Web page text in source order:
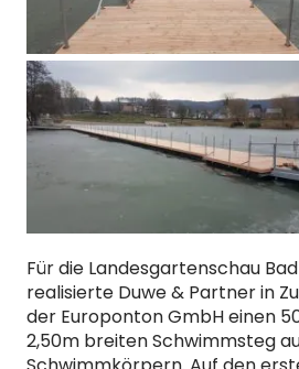
Für die Landesgartenschau
realisierte Duwe & Partner in
der Europonton GmbH einen
2,50m breiten Schwimmsteg